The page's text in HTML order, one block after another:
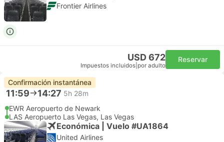
Frontier Airlines
USD 672
Impuestos incluidos por adulto
Reservar
Confirmación instantánea
11:59 14:27 5h 28m
EWR Aeropuerto de Newark
LAS Aeropuerto Las Vegas, Las Vegas
Económica | Vuelo #UA1864
United Airlines